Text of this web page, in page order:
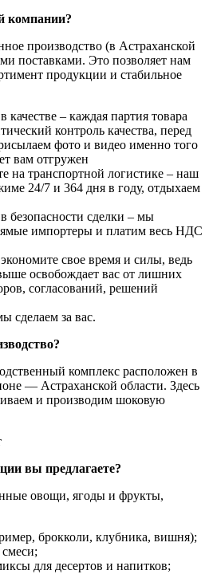
компании?
производство (в Астраханской
поставками. Это позволяет нам
продукции и стабильное
– каждая партия товара
контроль качества, перед
фото и видео именно того
вам отгружен
на транспортной логистике – наш
24/7 и 364 дня в году, отдыхаем
безопасности сделки – мы
импортеры и платим весь НДС
свое время и силы, ведь
освобождает вас от лишних
согласований, решений
сделаем за вас.
комплекс расположен в
— Астраханской области. Здесь
и производим шоковую
вы предлагаете?
овощи, ягоды и фрукты,
брокколи, клубника, вишня);
для десертов и напитков;